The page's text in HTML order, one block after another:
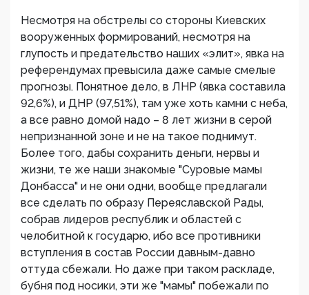
Несмотря на обстрелы со стороны Киевских
вооруженных формирований, несмотря на
глупость и предательство наших «элит», явка на
референдумах превысила даже самые смелые
прогнозы. Понятное дело, в ЛНР (явка составила
92,6%), и ДНР (97,51%), там уже хоть камни с неба,
а все равно домой надо – 8 лет жизни в серой
непризнанной зоне и не на такое поднимут.
Более того, дабы сохранить деньги, нервы и
жизни, те же наши знакомые "Суровые мамы
Донбасса" и не они одни, вообще предлагали
все сделать по образу Переяславской Рады,
собрав лидеров республик и областей с
челобитной к государю, ибо все противники
вступления в состав России давным-давно
оттуда сбежали. Но даже при таком раскладе,
бубня под носики, эти же "мамы" побежали по